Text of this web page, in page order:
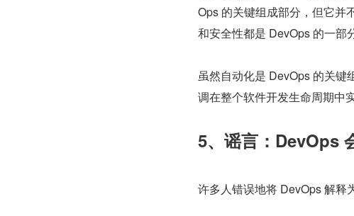
Ops 的关键组成部分，但它并
和安全性都是 DevOps 的一部
虽然自动化是 DevOps 的关键
调在整个软件开发生命周期中
5、谣言：DevOps
许多人错误地将 DevOps 解释